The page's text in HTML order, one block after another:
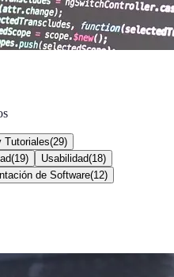
Tutoriales(29)
(19) Usabilidad(18)
de Software(12)